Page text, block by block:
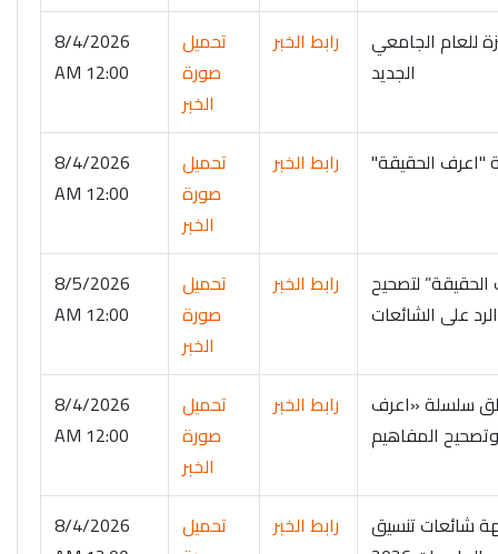
للعام الجامعي
الجديد
رابط الخبر
تحميل
صورة
الخبر
8/4/2026
12:00 AM
رابط الخبر
تحميل
صورة
الخبر
8/4/2026
12:00 AM
الحقيقة” لتصحيح
على الشائعات
رابط الخبر
تحميل
صورة
الخبر
8/5/2026
12:00 AM
العالي تطلق سلسلة «اعرف
المفاهيم
رابط الخبر
تحميل
صورة
الخبر
8/4/2026
12:00 AM
شائعات تنسيق
رابط الخبر
تحميل
8/4/2026